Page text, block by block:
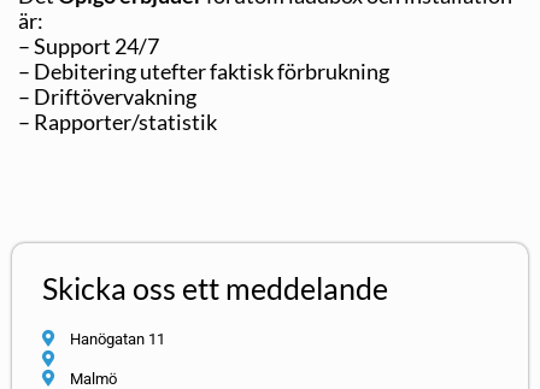
är:
– Support 24/7
– Debitering utefter faktisk förbrukning
– Driftövervakning
– Rapporter/statistik
Skicka oss ett meddelande
Hanögatan 11
Malmö